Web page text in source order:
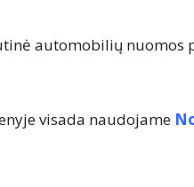
automobilių nuomos
visada naudojame